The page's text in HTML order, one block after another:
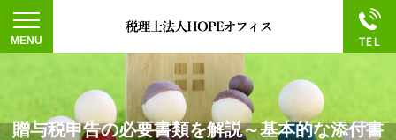
贈与税申告の必要書類を解説～基本的な添付書